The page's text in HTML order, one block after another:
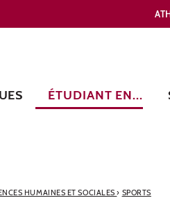
ÉTUDIANT EN...
HUMAINES ET SOCIALES› SPORTS